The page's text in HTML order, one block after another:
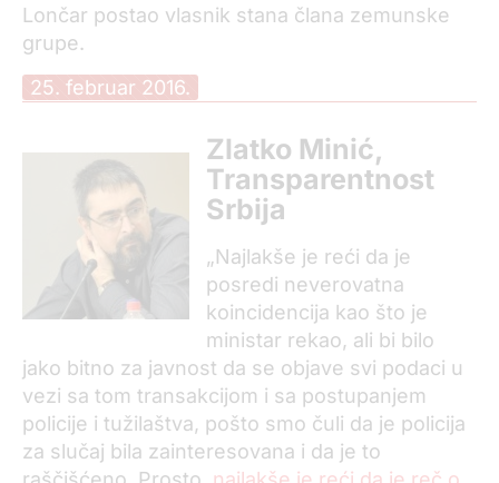
Lončar postao vlasnik stana člana zemunske
grupe.
25. februar 2016.
Zlatko Minić,
Transparentnost
Srbija
„Najlakše je reći da je
posredi neverovatna
koincidencija kao što je
ministar rekao, ali bi bilo
jako bitno za javnost da se objave svi podaci u
vezi sa tom transakcijom i sa postupanjem
policije i tužilaštva, pošto smo čuli da je policija
za slučaj bila zainteresovana i da je to